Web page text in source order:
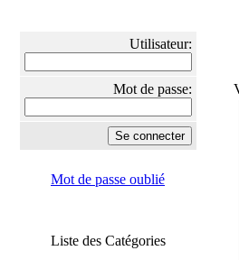
Utilisateur:
Mot de passe:
Mot de passe oublié
Liste des Catégories